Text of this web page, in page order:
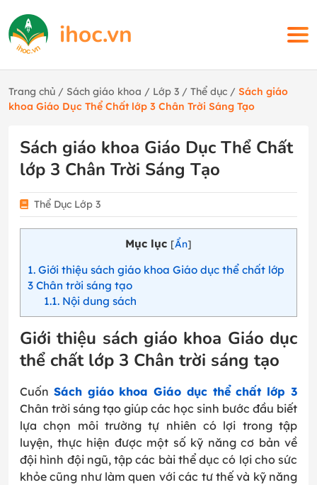
Trang chủ / Sách giáo khoa / Lớp 3 / Thể dục / Sách giáo
khoa Giáo Dục Thể Chất lớp 3 Chân Trời Sáng Tạo
Sách giáo khoa Giáo Dục Thể Chất
lớp 3 Chân Trời Sáng Tạo
Thể Dục Lớp 3
Mục lục [Ẩn]
1 Giới thiệu sách giáo khoa Giáo dục thể chất lớp
3 Chân trời sáng tạo
1.1Nội dung sách
Giới thiệu sách giáo khoa Giáo dục
thể chất lớp 3 Chân trời sáng tạo
Cuốn Sách giáo khoa Giáo dục thể chất lớp 3
Chân trời sáng tạo giúp các học sinh bước đầu biết
lựa chọn môi trường tự nhiên có lợi trong tập
luyện, thực hiện được một số kỹ năng cơ bản về
đội hình đội ngũ, tập các bài thể dục có lợi cho sức
khỏe cũng như làm quen với các tư thế và kỹ năng